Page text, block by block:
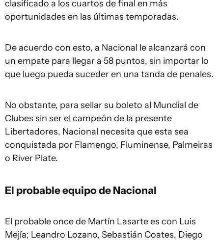
clasificado a los cuartos de final en más
oportunidades en las últimas temporadas.
De acuerdo con esto, a Nacional le alcanzará con
un empate para llegar a 58 puntos, sin importar lo
que luego pueda suceder en una tanda de penales.
No obstante, para sellar su boleto al Mundial de
Clubes sin ser el campeón de la presente
Libertadores, Nacional necesita que esta sea
conquistada por Flamengo, Fluminense, Palmeiras
o River Plate.
El probable equipo de Nacional
El probable once de Martín Lasarte es con Luis
Mejía; Leandro Lozano, Sebastián Coates, Diego